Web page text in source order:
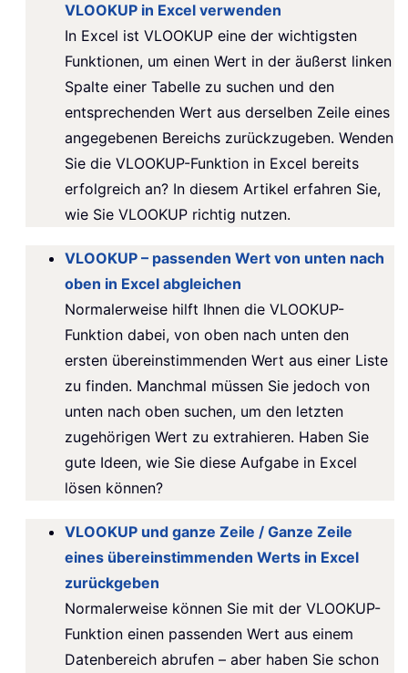
VLOOKUP in Excel verwenden
In Excel ist VLOOKUP eine der wichtigsten
Funktionen, um einen Wert in der äußerst linken
Spalte einer Tabelle zu suchen und den
entsprechenden Wert aus derselben Zeile eines
angegebenen Bereichs zurückzugeben. Wenden
Sie die VLOOKUP-Funktion in Excel bereits
erfolgreich an? In diesem Artikel erfahren Sie,
wie Sie VLOOKUP richtig nutzen.
VLOOKUP – passenden Wert von unten nach
oben in Excel abgleichen
Normalerweise hilft Ihnen die VLOOKUP-
Funktion dabei, von oben nach unten den
ersten übereinstimmenden Wert aus einer Liste
zu finden. Manchmal müssen Sie jedoch von
unten nach oben suchen, um den letzten
zugehörigen Wert zu extrahieren. Haben Sie
gute Ideen, wie Sie diese Aufgabe in Excel
lösen können?
VLOOKUP und ganze Zeile / Ganze Zeile
eines übereinstimmenden Werts in Excel
zurückgeben
Normalerweise können Sie mit der VLOOKUP-
Funktion einen passenden Wert aus einem
Datenbereich abrufen – aber haben Sie schon